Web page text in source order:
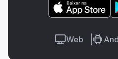
Web